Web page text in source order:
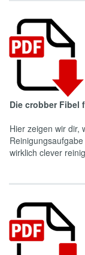
Die crobber Fibel
Hier zeigen wir dir,
wirklich clever